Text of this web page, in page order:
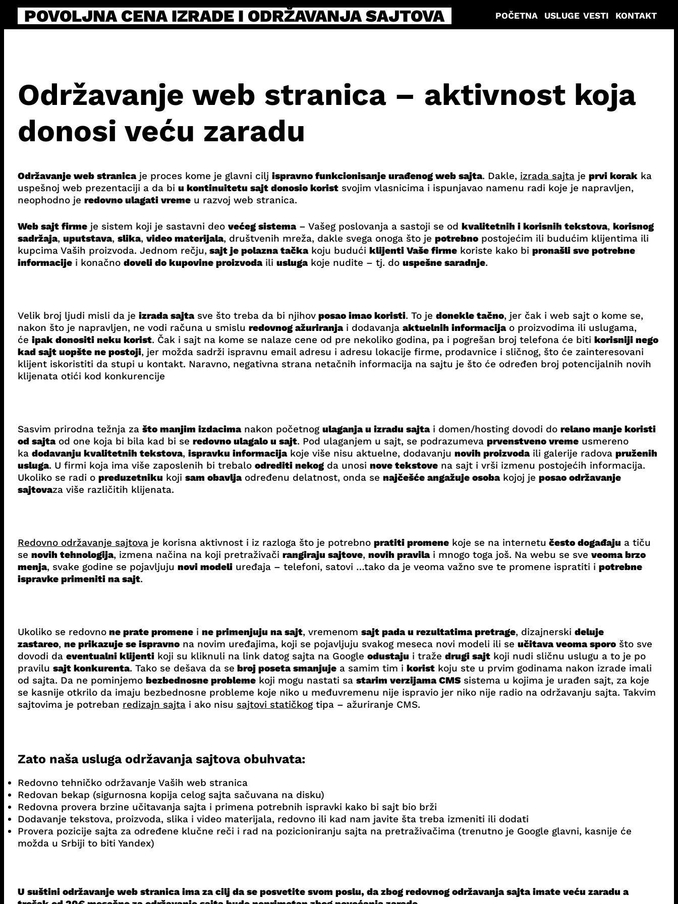
SkipPOVOLJNA CENA IZRADE I ODRŽAVANJA SAJTOVA POČETNA USLUGE VESTI KONTAKT
Održavanje web stranica – aktivnost koja
donosi veću zaradu
Održavanje web stranicaje proces kome je glavni cilj ispravno funkcionisanje urađenog web sajta. Dakle, izrada sajtaje prvi korakka
uspešnoj web prezentaciji a da bi u kontinuitetu sajt donosio koristsvojim vlasnicima i ispunjavao namenu radi koje je napravljen,
neophodno je redovno ulagati vremeu razvoj web stranica.
Web sajt firmeje sistem koji je sastavni deo većeg sistema– Vašeg poslovanja a sastoji se od kvalitetnih i korisnih tekstova, korisnog
sadržaja, uputstava, slika, video materijala, društvenih mreža, dakle svega onoga što je potrebnopostojećim ili budućim klijentima ili
kupcima Vaših proizvoda. Jednom rečju,sajt je polazna tačkakoju budući klijenti Vaše firmekoriste kako bi pronašli sve potrebne
informacijei konačno doveli do kupovine proizvodaili uslugakoje nudite – tj. do uspešne saradnje.
Velik broj ljudi misli da je izrada sajtasve što treba da bi njihovposao imao koristi. To je donekle tačno, jer čak i web sajt o kome se,
nakon što je napravljen, ne vodi računa u smislu redovnog ažuriranjai dodavanja aktuelnih informacijao proizvodima ili uslugama,
će ipak donositi neku korist. Čak i sajt na kome se nalaze cene od pre nekoliko godina, pa i pogrešan broj telefona će biti korisniji nego
kad sajt uopšte ne postoji, jer možda sadrži ispravnu email adresu i adresu lokacije firme, prodavnice i sličnog, što će zainteresovani
klijent iskoristiti da stupi u kontakt. Naravno, negativna strana netačnih informacija na sajtu je što će određen broj potencijalnih novih
klijenata otići kod konkurencije
Sasvim prirodna težnja za što manjim izdacimanakon početnog ulaganja u izradu sajtai domen/hosting dovodi do relano manje koristi
od sajtaod one koja bi bila kad bi se redovno ulagalo u sajt. Pod ulaganjem u sajt, se podrazumeva prvenstveno vremeusmereno
ka dodavanju kvalitetnih tekstova, ispravku informacijakoje više nisu aktuelne, dodavanju novih proizvodaili galerije radova pruženih
usluga. U firmi koja ima više zaposlenih bi trebalo odrediti nekogda unosi nove tekstovena sajt i vrši izmenu postojećih informacija.
Ukoliko se radi o preduzetniku koji sam obavljaodređenu delatnost, onda se najčešće angažuje osobakojoj je posao održavanje
sajtovaza više različitih klijenata.
Redovno održavanje sajtovaje korisna aktivnost i iz razloga što je potrebno pratiti promenekoje se na internetu često događaju a tiču
se novih tehnologija, izmena načina na koji pretraživači rangiraju sajtove, novih pravilai mnogo toga još. Na webu se sve veoma brzo
menja, svake godine se pojavljuju novi modeliuređaja – telefoni, satovi …tako da je veoma važno sve te promene ispratiti i potrebne
ispravke primeniti na sajt.
Ukoliko se redovnone prate promenei ne primenjuju na sajt, vremenom sajt pada u rezultatima pretrage, dizajnerski deluje
zastareo, ne prikazuje se ispravnona novim uređajima, koji se pojavljuju svakog meseca novi modeli ili se učitava veoma sporošto sve
dovodi da eventualni klijentikoji su kliknuli na link datog sajta na Google odustaju i traže drugi sajtkoji nudi sličnu uslugu a to je po
pravilu sajt konkurenta. Tako se dešava da se broj poseta smanjujea samim tim i koristkoju ste u prvim godinama nakon izrade imali
od sajta. Da ne pominjemo bezbednosne problemekoji mogu nastati sa starim verzijama CMSsistema u kojima je urađen sajt, za koje
se kasnije otkrilo da imaju bezbednosne probleme koje niko u međuvremenu nije ispravio jer niko nije radio na održavanju sajta. Takvim
sajtovima je potreban redizajn sajtai ako nisu sajtovi statičkogtipa – ažuriranje CMS.
Zato naša usluga održavanja sajtova obuhvata:
Redovno tehničko održavanje Vaših web stranica
Redovan bekap (sigurnosna kopija celog sajta sačuvana na disku)
Redovna provera brzine učitavanja sajta i primena potrebnih ispravki kako bi sajt bio brži
Dodavanje tekstova, proizvoda, slika i video materijala, redovno ili kad nam javite šta treba izmeniti ili dodati
Provera pozicije sajta za određene klučne reči i rad na pozicioniranju sajta na pretraživačima (trenutno je Google glavni, kasnije će
možda u Srbiji to biti Yandex)
U suštini održavanje web stranica ima za cilj da se posvetite svom poslu, da zbog redovnog održavanja sajta imate veću zaradu a